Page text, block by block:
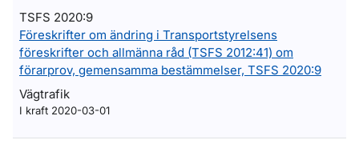
TSFS 2020:9
Föreskrifter om ändring i Transportstyrelsens
föreskrifter och allmänna råd (TSFS 2012:41) om
förarprov, gemensamma bestämmelser, TSFS 2020:9
Vägtrafik
I kraft 2020-03-01